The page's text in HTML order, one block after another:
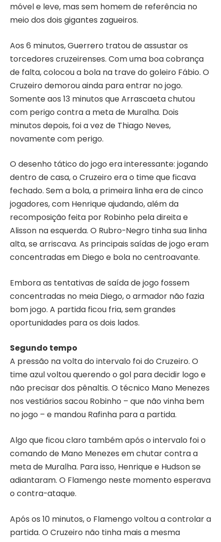
móvel e leve, mas sem homem de referência no
meio dos dois gigantes zagueiros.
Aos 6 minutos, Guerrero tratou de assustar os
torcedores cruzeirenses. Com uma boa cobrança
de falta, colocou a bola na trave do goleiro Fábio. O
Cruzeiro demorou ainda para entrar no jogo.
Somente aos 13 minutos que Arrascaeta chutou
com perigo contra a meta de Muralha. Dois
minutos depois, foi a vez de Thiago Neves,
novamente com perigo.
O desenho tático do jogo era interessante: jogando
dentro de casa, o Cruzeiro era o time que ficava
fechado. Sem a bola, a primeira linha era de cinco
jogadores, com Henrique ajudando, além da
recomposição feita por Robinho pela direita e
Alisson na esquerda. O Rubro-Negro tinha sua linha
alta, se arriscava. As principais saídas de jogo eram
concentradas em Diego e bola no centroavante.
Embora as tentativas de saída de jogo fossem
concentradas no meia Diego, o armador não fazia
bom jogo. A partida ficou fria, sem grandes
oportunidades para os dois lados.
Segundo tempo
A pressão na volta do intervalo foi do Cruzeiro. O
time azul voltou querendo o gol para decidir logo e
não precisar dos pênaltis. O técnico Mano Menezes
nos vestiários sacou Robinho – que não vinha bem
no jogo – e mandou Rafinha para a partida.
Algo que ficou claro também após o intervalo foi o
comando de Mano Menezes em chutar contra a
meta de Muralha. Para isso, Henrique e Hudson se
adiantaram. O Flamengo neste momento esperava
o contra-ataque.
Após os 10 minutos, o Flamengo voltou a controlar a
partida. O Cruzeiro não tinha mais a mesma